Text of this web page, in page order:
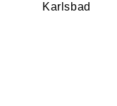
Karlsbad